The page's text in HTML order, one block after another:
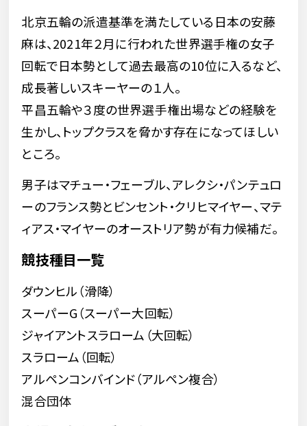
北京五輪の派遣基準を満たしている日本の安藤
麻は、2021年２月に行われた世界選手権の女子
回転で日本勢として過去最高の10位に入るなど、
成長著しいスキーヤーの１人。
平昌五輪や３度の世界選手権出場などの経験を
生かし、トップクラスを脅かす存在になってほしい
ところ。
男子はマチュー・フェーブル、アレクシ・パンテュロ
ーのフランス勢とビンセント・クリヒマイヤー、マテ
ィアス・マイヤーのオーストリア勢が有力候補だ。
競技種目一覧
ダウンヒル（滑降）
スーパーG（スーパー大回転）
ジャイアントスラローム（大回転）
スラローム（回転）
アルペンコンバインド（アルペン複合）
混合団体